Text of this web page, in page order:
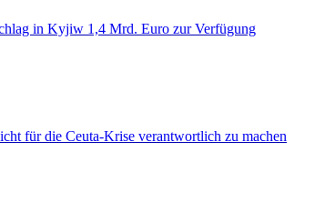
in Kyjiw 1,4 Mrd. Euro zur Verfügung
für die Ceuta-Krise verantwortlich zu machen